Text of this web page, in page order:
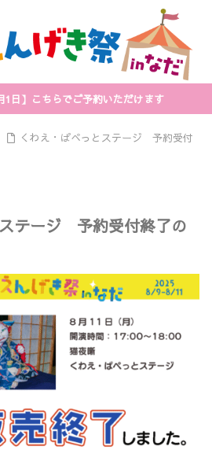
1日】こちらでご予約いただけます
くわえ・ぱぺっとステージ 予約受付
テージ 予約受付終了の